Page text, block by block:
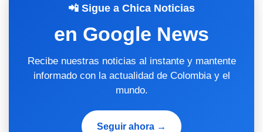
📲 Sigue a Chica Noticias
en Google News
Recibe nuestras noticias al instante y mantente
informado con la actualidad de Colombia y el
mundo.
Seguir ahora →